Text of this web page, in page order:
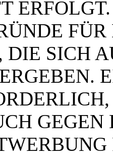
DIE SICH